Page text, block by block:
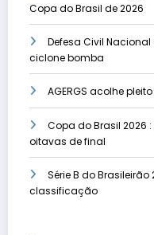
Copa do Brasil de 2026
Defesa Civil
ciclone bomba
AGERGS acolhe
Copa do Brasil 2026
oitavas de final
Série B do
classificação